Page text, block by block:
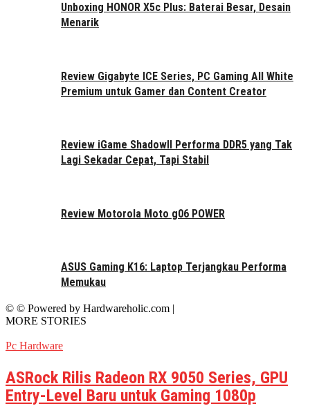
Unboxing HONOR X5c Plus: Baterai Besar, Desain
Menarik
Review Gigabyte ICE Series, PC Gaming All White
Premium untuk Gamer dan Content Creator
Review iGame ShadowII Performa DDR5 yang Tak
Lagi Sekadar Cepat, Tapi Stabil
Review Motorola Moto g06 POWER
ASUS Gaming K16: Laptop Terjangkau Performa
Memukau
© © Powered by Hardwareholic.com |
MORE STORIES
Pc Hardware
ASRock Rilis Radeon RX 9050 Series, GPU
Entry-Level Baru untuk Gaming 1080p